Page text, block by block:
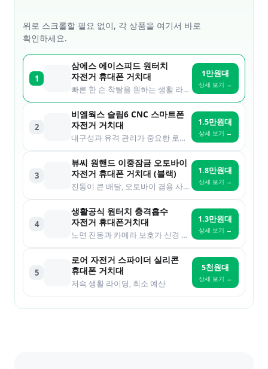
위로 스크롤할 필요 없이, 각 상품을 여기서 바로
확인하세요.
1
삼에스 에이스피드 원터치
자전거 휴대폰 거치대
빠른 한 손 착탈을 원하는 생활 라이더
1만원대
상세 보기 →
2
비엠웍스 슬림6 CNC 스마트폰
자전거 거치대
내구성과 유격 관리가 중요한 로드바이크 라이더
1.5만원대
상세 보기 →
3
뷰씨 원핸드 이중잠금 오토바이
자전거 휴대폰 거치대 (블랙)
진동이 큰 배달, 오토바이 겸용 사용자
1.8만원대
상세 보기 →
4
생활공식 원터치 충격흡수
자전거 휴대폰거치대
노면 진동과 카메라 보호가 신경 쓰이는 라이더
1.3만원대
상세 보기 →
5
로어 자전거 스파이더 실리콘
휴대폰 거치대
저속 생활 라이딩, 최소 예산
5천원대
상세 보기 →